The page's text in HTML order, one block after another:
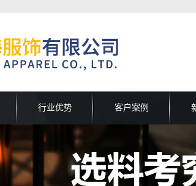
系
行业优势
行业优势
客户案例